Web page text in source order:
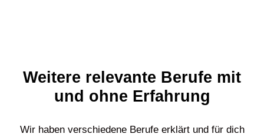
Weitere relevante Berufe mit
und ohne Erfahrung
Wir haben verschiedene Berufe erklärt und für dich